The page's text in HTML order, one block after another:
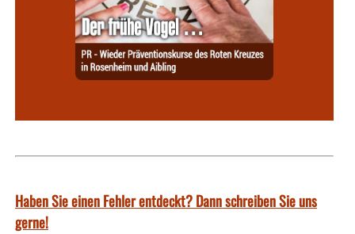
Haben Sie einen Fehler entdeckt? Dann schreiben Sie uns
gerne!